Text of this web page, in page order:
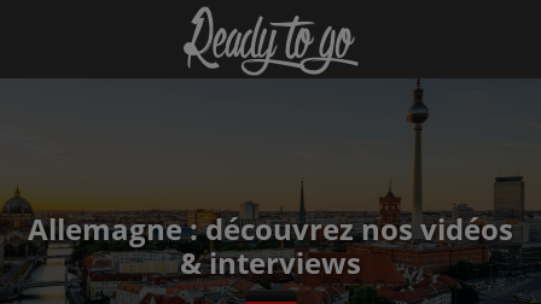
Allemagne : découvrez nos vidéos
& interviews